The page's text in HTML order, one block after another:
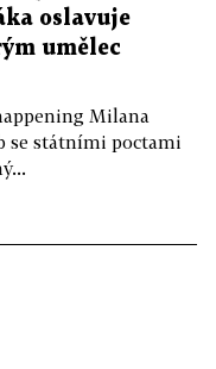
oslavuje
umělec
Milana
se státními poctami